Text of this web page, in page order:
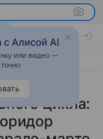
цикла:
с Алисой AI
или видео —